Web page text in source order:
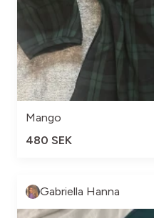
Mango
480 SEK
Gabriella Hanna